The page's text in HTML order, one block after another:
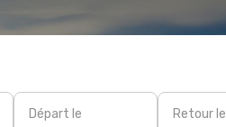
Départ le Retour le